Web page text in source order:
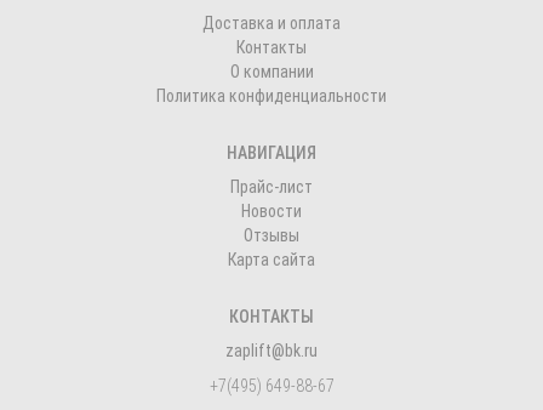
Доставка и оплата
Контакты
О компании
Политика конфиденциальности
НАВИГАЦИЯ
Прайс-лист
Новости
Отзывы
Карта сайта
КОНТАКТЫ
zaplift@bk.ru
+7(495) 649-88-67